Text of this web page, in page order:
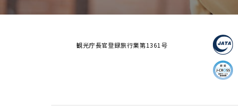
観光庁長官登録旅行業第1361号